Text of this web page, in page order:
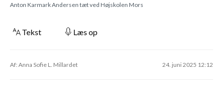
Anton Karmark Andersen tæt ved Højskolen Mors
Tekst Læs op
Af: Anna Sofie L. Millardet 24. juni 2025 12:12